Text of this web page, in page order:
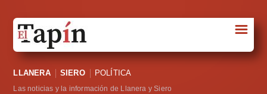
Sociedad
☰
LLANERA SIERO POLÍTICA
Las noticias y la información de Llanera y Siero